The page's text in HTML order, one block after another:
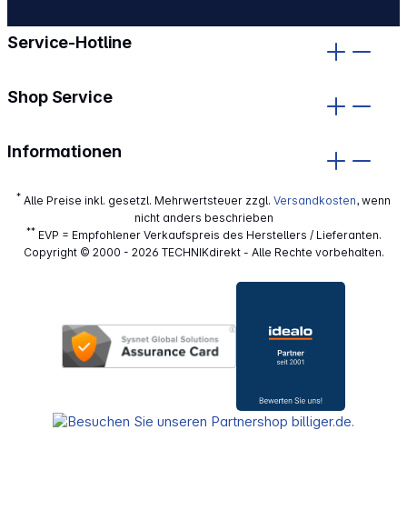
Service-Hotline
Shop Service
Informationen
* Alle Preise inkl. gesetzl. Mehrwertsteuer zzgl. Versandkosten, wenn
nicht anders beschrieben
**EVP = Empfohlener Verkaufspreis des Herstellers / Lieferanten.
Copyright © 2000 - 2026 TECHNIKdirekt - Alle Rechte vorbehalten.